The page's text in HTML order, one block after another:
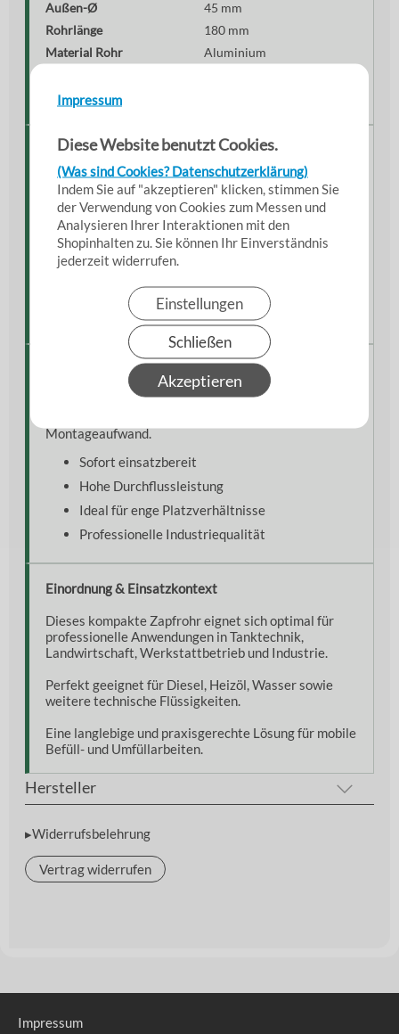
Impressum
Diese Website benutzt Cookies.
(Was sind Cookies? Datenschutzerklärung)
Indem Sie auf "akzeptieren" klicken, stimmen Sie
der Verwendung von Cookies zum Messen und
Analysieren Ihrer Interaktionen mit den
Shopinhalten zu. Sie können Ihr Einverständnis
jederzeit widerrufen.
Einstellungen
Schließen
Akzeptieren
Außen-Ø
45 mm
Rohrlänge
180 mm
Material Rohr
Aluminium
Gewicht
Material & Verarbeitung
Das Aluminiumrohr kombiniert geringes Gewicht mit
hoher Stabilität und eignet sich ideal für den
professionellen Dauereinsatz.
Korrosionsbeständiges Aluminium
Massive Messingkupplung
Robuste Industrieausführung
Saubere & stabile Verarbeitung
Besondere Eigenschaften
Die vormontierte VK 50 Kupplung ermöglicht eine
Montageaufwand.
Sofort einsatzbereit
Hohe Durchflussleistung
Ideal für enge Platzverhältnisse
Professionelle Industriequalität
Einordnung & Einsatzkontext
Dieses kompakte Zapfrohr eignet sich optimal für
professionelle Anwendungen in Tanktechnik,
Landwirtschaft, Werkstattbetrieb und Industrie.
Perfekt geeignet für Diesel, Heizöl, Wasser sowie
weitere technische Flüssigkeiten.
Eine langlebige und praxisgerechte Lösung für mobile
Befüll- und Umfüllarbeiten.
Hersteller
▸Widerrufsbelehrung
Vertrag widerrufen
Impressum